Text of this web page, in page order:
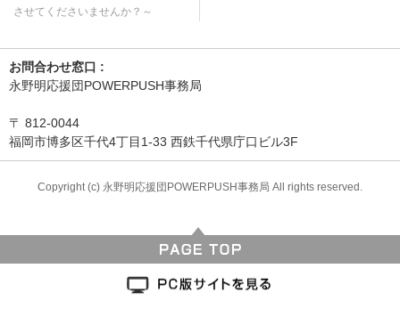
させてくださいませんか？～
お問合わせ窓口 :
永野明応援団POWERPUSH事務局
〒 812-0044
福岡市博多区千代4丁目1-33 西鉄千代県庁口ビル3F
Copyright (c) 永野明応援団POWERPUSH事務局 All rights reserved.